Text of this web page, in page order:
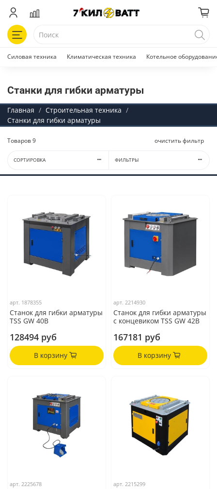
Силовая техника Климатическая техника Котельное
Станки для гибки арматуры
Главная
Строительная техника
Станки для гибки арматуры
Товаров9 очистить фильтр
СОРТИРОВКА ФИЛЬТРЫ
арт. 1878355
Станок для гибки арматуры
TSS GW 40B
128494 руб
В корзину
арт.2214930
Станок для гибки арматуры
с концевиком TSS GW 42В
167181 руб
В корзину
арт.2225678 арт.2215299